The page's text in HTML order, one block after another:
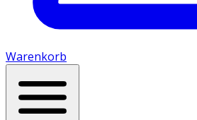
Warenkorb